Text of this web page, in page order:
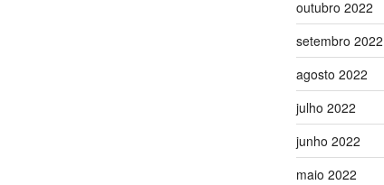
outubro 2022
setembro 2022
agosto 2022
julho 2022
junho 2022
maio 2022